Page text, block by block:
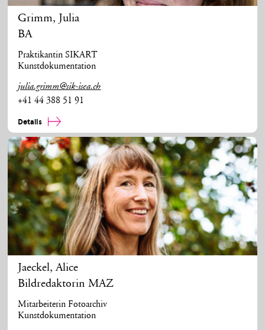
Grimm, Julia
BA
Praktikantin SIKART
Kunstdokumentation
julia.grimm@sik-isea.ch
+41 44 388 51 91
Details
Jaeckel,Alice
Bildredaktorin MAZ
Mitarbeiterin Fotoarchiv
Kunstdokumentation